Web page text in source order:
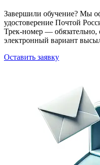
Завершили обучение? Мы
удостоверение Почтой
Трек-номер —
электронный вариант
Оставить заявку